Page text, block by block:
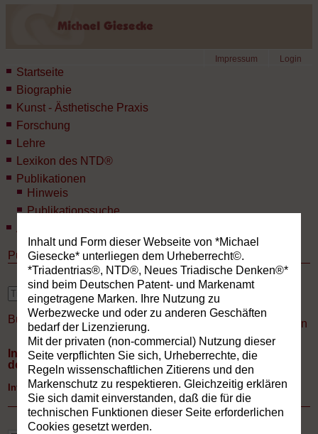
Login
Impressum
Startseite
Biographie
Kunst - Ästhetische Praxis
Forschung
Lehre
Lexikon des NTD®
Publikationen
Hinweis
Publikationssuche
Aktuelles
Publikationen
Buchverzeichnis» Neue Medien Drucken
Internet: Konzeption, Texte, Künstlerische Gestaltung
der persönlichen Homepage
Internet
Inhalt und Form dieser Webseite von *Michael
Giesecke* unterliegen dem Urheberrecht©.
*Triadentrias®, NTD®, Neues Triadische Denken®*
sind beim Deutschen Patent- und Markenamt
eingetragene Marken. Ihre Nutzung zu
Werbezwecke und oder zu anderen Geschäften
bedarf der Lizenzierung.
Mit der privaten (non-commercial) Nutzung dieser
Seite verpflichten Sie sich, Urheberrechte, die
Regeln wissenschaftlichen Zitierens und den
Markenschutz zu respektieren. Gleichzeitig erklären
Sie sich damit einverstanden, daß die für die
technischen Funktionen dieser Seite erforderlichen
Cookies gesetzt werden.